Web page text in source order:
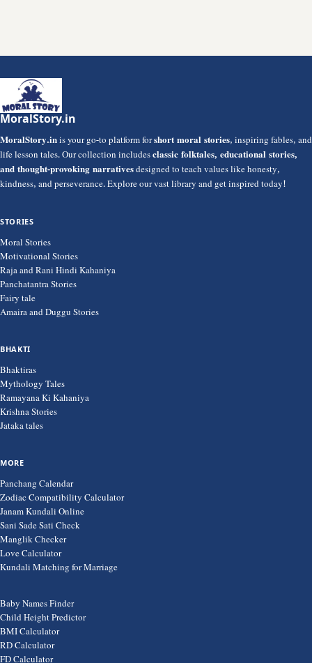
MoralStory.in
MoralStory.inis your go-to platform forshort moral stories, inspiring fables, and
life lesson tales. Our collection includesclassic folktales, educational stories,
and thought-provoking narrativesdesigned to teach values like honesty,
kindness, and perseverance. Explore our vast library and get inspired today!
STORIES
Moral Stories
Motivational Stories
Raja and Rani Hindi Kahaniya
Panchatantra Stories
Fairy tale
Amaira and Duggu Stories
BHAKTI
Bhaktiras
Mythology Tales
Ramayana Ki Kahaniya
Krishna Stories
Jataka tales
MORE
Panchang Calendar
Zodiac Compatibility Calculator
Janam Kundali Online
Sani Sade Sati Check
Manglik Checker
Love Calculator
Kundali Matching for Marriage
Baby Names Finder
Child Height Predictor
BMI Calculator
RD Calculator